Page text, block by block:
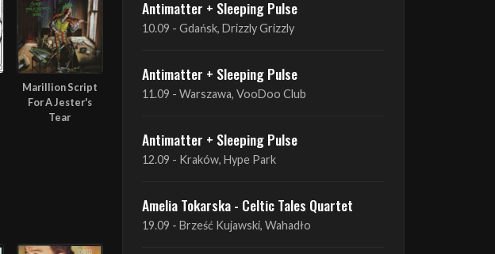
Marillion Script
For A Jester's
Tear
Antimatter + Sleeping Pulse
11.09 - Warszawa, VooDoo Club
Antimatter + Sleeping Pulse
12.09 - Kraków, Hype Park
Amelia Tokarska - Celtic Tales Quartet
19.09 - Brześć Kujawski, Wahadło
Liquid Shadows
19.09 - Kościan, Kościańskim Ośrodku Kultury